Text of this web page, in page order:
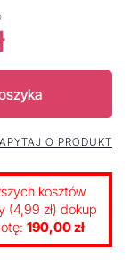
O PRODUKT
kosztów
(4,99 zł) dokup
190,00 zł